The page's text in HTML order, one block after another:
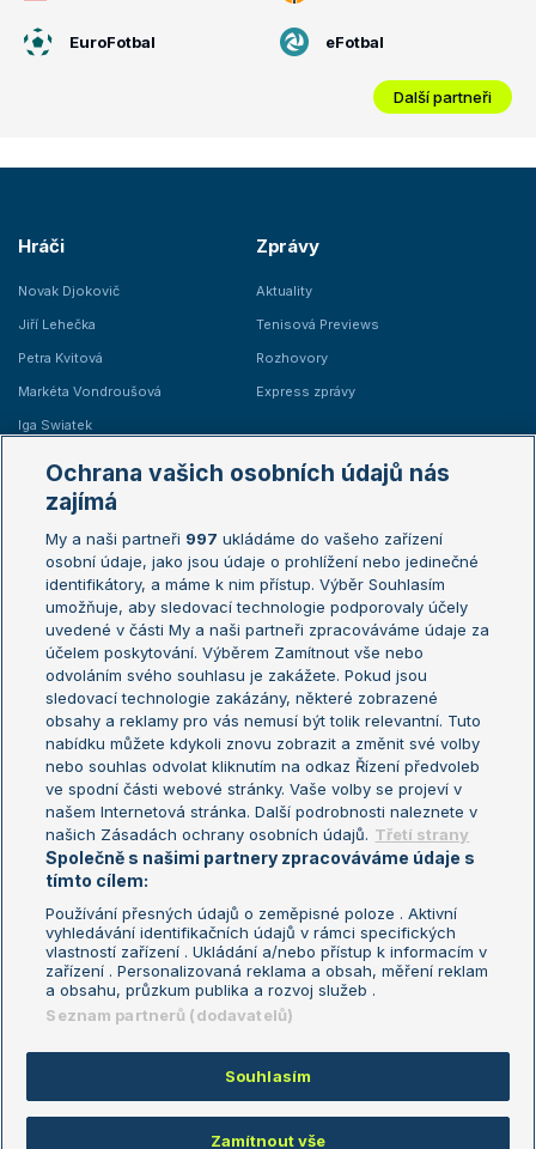
EuroFotbal eFotbal
Další partneři
Hráči
Novak Djokovič
Jiří Lehečka
Petra Kvitová
Markéta Vondroušová
Iga Swiatek
Zprávy
Aktuality
Tenisová Previews
Rozhovory
Express zprávy
Žebříčky
Žebříček ATP (muži)
Žebříček WTA (ženy)
Sázkařský žebříček
Australian Open
French Open
Wimbledon
US Open
Turnaj mistrů
Turnaj mistryň
Aktualní trendy
Fotbalové přestupy
Livesport Daily
LS Prague Open
Podmínky užití
Nastavení soukromí
GDPR a žurnalistika
Reklama
Kontakt
Informace o zpracování osobních
údajů
Copyright © 2008-2026 TenisPortal.cz. Využíváme zpravodajství ČTK.
Ochrana vašich osobních údajů nás
zajímá
My a naši partneři 997 ukládáme do vašeho zařízení
osobní údaje, jako jsou údaje o prohlížení nebo jedinečné
identifikátory, a máme k nim přístup. Výběr Souhlasím
umožňuje, aby sledovací technologie podporovaly účely
uvedené v části My a naši partneři zpracováváme údaje za
účelem poskytování. Výběrem Zamítnout vše nebo
odvoláním svého souhlasu je zakážete. Pokud jsou
sledovací technologie zakázány, některé zobrazené
obsahy a reklamy pro vás nemusí být tolik relevantní. Tuto
nabídku můžete kdykoli znovu zobrazit a změnit své volby
nebo souhlas odvolat kliknutím na odkaz Řízení předvoleb
ve spodní části webové stránky. Vaše volby se projeví v
našem Internetová stránka. Další podrobnosti naleznete v
našich Zásadách ochrany osobních údajů. Třetí strany
Společně s našimi partnery zpracováváme údaje s
tímto cílem:
Používání přesných údajů o zeměpisné poloze . Aktivní
vyhledávání identifikačních údajů v rámci specifických
vlastností zařízení . Ukládání a/nebo přístup k informacím v
zařízení . Personalizovaná reklama a obsah, měření reklam
a obsahu, průzkum publika a rozvoj služeb .
Seznam partnerů (dodavatelů)
Souhlasím
Zamítnout vše